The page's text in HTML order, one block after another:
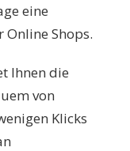
eine
Shops.
Ihnen die
von
Klicks